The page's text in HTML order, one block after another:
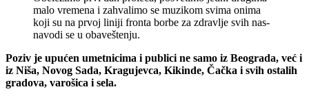
malo vremena i zahvalimo se muzikom svima onima
koji su na prvoj liniji fronta borbe za zdravlje svih nas-
navodi se u obaveštenju.
Poziv je upućen umetnicima i publici ne samo iz Beograda, već i
iz Niša, Novog Sada, Kragujevca, Kikinde, Čačka i svih ostalih
gradova, varošica i sela.